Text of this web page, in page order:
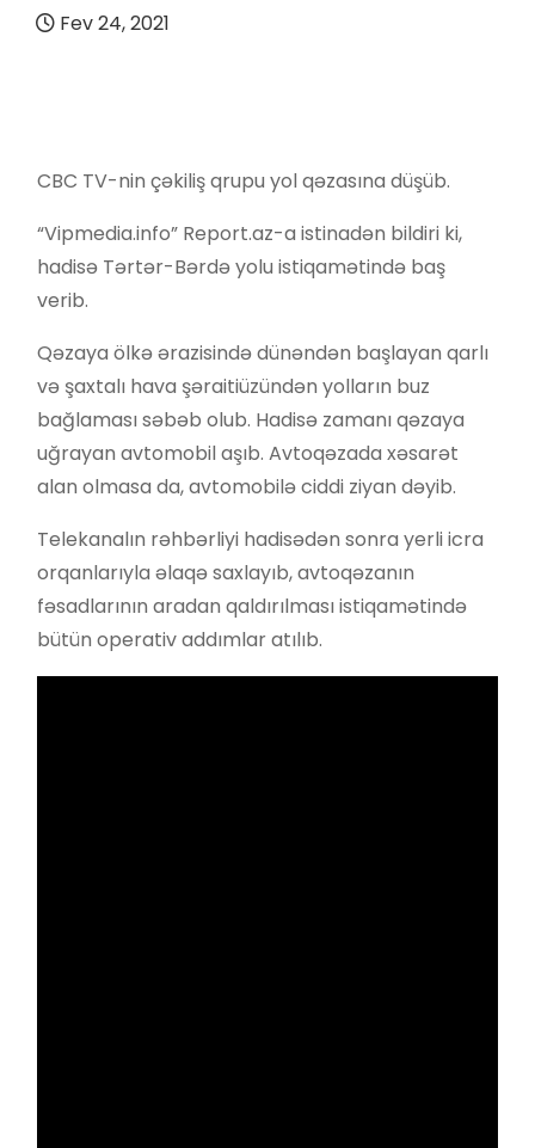
Fev 24, 2021
CBC TV-nin çəkiliş qrupu yol qəzasına düşüb.
“Vipmedia.info” Report.az-a istinadən bildiri ki,
hadisə Tərtər-Bərdə yolu istiqamətində baş
verib.
Qəzaya ölkə ərazisində dünəndən başlayan qarlı
və şaxtalı hava şəraitiüzündən yolların buz
bağlaması səbəb olub. Hadisə zamanı qəzaya
uğrayan avtomobil aşıb. Avtoqəzada xəsarət
alan olmasa da, avtomobilə ciddi ziyan dəyib.
Telekanalın rəhbərliyi hadisədən sonra yerli icra
orqanlarıyla əlaqə saxlayıb, avtoqəzanın
fəsadlarının aradan qaldırılması istiqamətində
bütün operativ addımlar atılıb.